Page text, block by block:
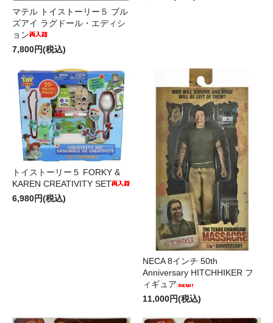
マテル トイストーリー５ ブル
ズアイ ラグドール・エディシ
ョン
7,800円(税込)
トイストーリー５ FORKY &
KAREN CREATIVITY SET
6,980円(税込)
NECA 8インチ 50th
Anniversary HITCHHIKER フ
ィギュア
11,000円(税込)